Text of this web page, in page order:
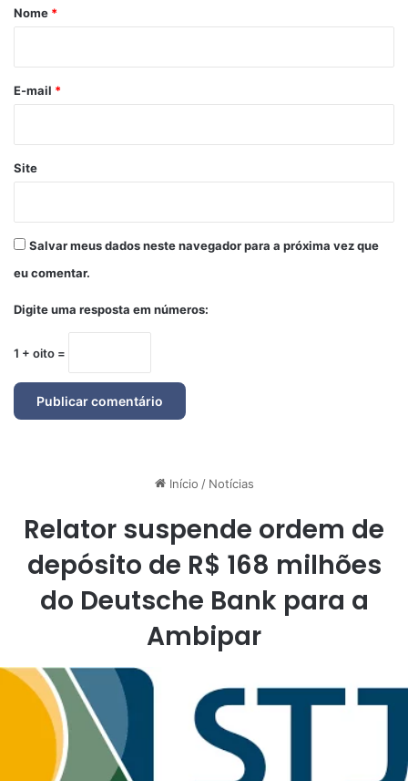
r
*
Nome *
E-mail *
Site
Salvar meus dados neste navegador para a próxima vez que
eu comentar.
Digite uma resposta em números:
1 + oito =